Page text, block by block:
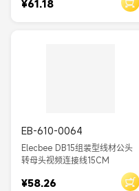
¥61.18
EB-610-0064
Elecbee DB15组装型线材公头
转母头视频连接线15CM
¥58.26